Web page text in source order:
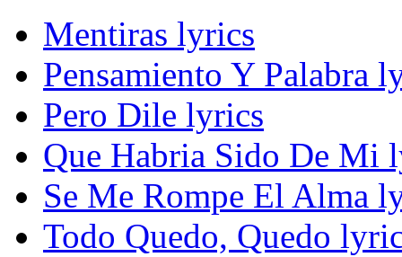
Mentiras lyrics
Pensamiento Y Palabra
Pero Dile lyrics
Que Habria Sido De Mi
Se Me Rompe El Alma
Todo Quedo, Quedo